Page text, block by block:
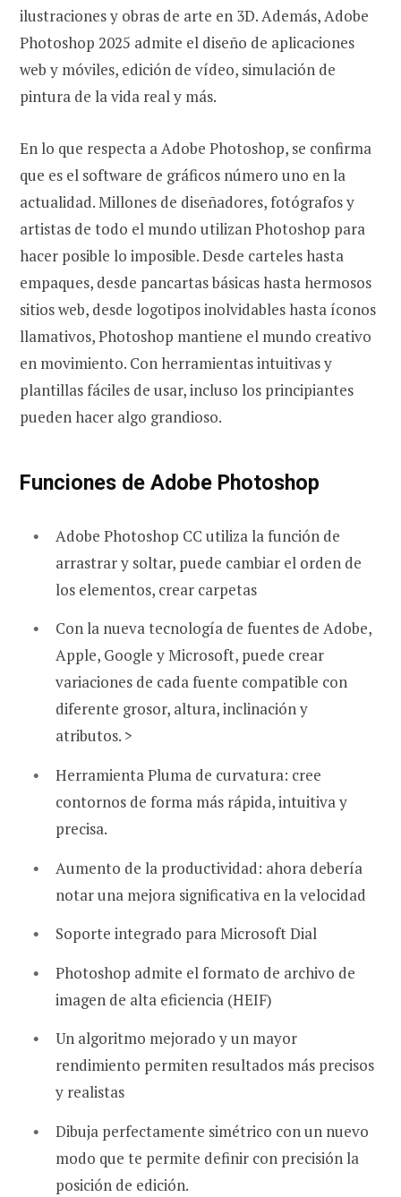
ilustraciones y obras de arte en 3D. Además, Adobe
Photoshop 2025 admite el diseño de aplicaciones
web y móviles, edición de vídeo, simulación de
pintura de la vida real y más.
En lo que respecta a Adobe Photoshop, se confirma
que es el software de gráficos número uno en la
actualidad. Millones de diseñadores, fotógrafos y
artistas de todo el mundo utilizan Photoshop para
hacer posible lo imposible. Desde carteles hasta
empaques, desde pancartas básicas hasta hermosos
sitios web, desde logotipos inolvidables hasta íconos
llamativos, Photoshop mantiene el mundo creativo
en movimiento. Con herramientas intuitivas y
plantillas fáciles de usar, incluso los principiantes
pueden hacer algo grandioso.
Funciones de Adobe Photoshop
Adobe Photoshop CC utiliza la función de
arrastrar y soltar, puede cambiar el orden de
los elementos, crear carpetas
Con la nueva tecnología de fuentes de Adobe,
Apple, Google y Microsoft, puede crear
variaciones de cada fuente compatible con
diferente grosor, altura, inclinación y
atributos. >
Herramienta Pluma de curvatura: cree
contornos de forma más rápida, intuitiva y
precisa.
Aumento de la productividad: ahora debería
notar una mejora significativa en la velocidad
Soporte integrado para Microsoft Dial
Photoshop admite el formato de archivo de
imagen de alta eficiencia (HEIF)
Un algoritmo mejorado y un mayor
rendimiento permiten resultados más precisos
y realistas
Dibuja perfectamente simétrico con un nuevo
modo que te permite definir con precisión la
posición de edición.